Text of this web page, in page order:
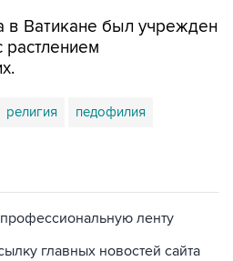
в Ватикане был учрежден
растлением
религия педофилия
ленту
главных новостей сайта